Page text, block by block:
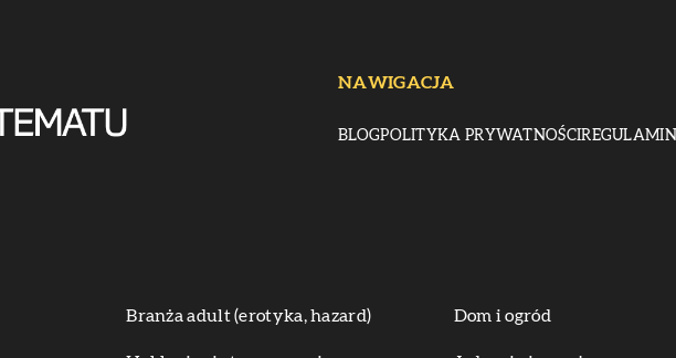
NAWIGACJA
BLOGPOLITYKA PRYWATNOŚCIREGULAMIN
Branża adult (erotyka, hazard) Dom i ogród